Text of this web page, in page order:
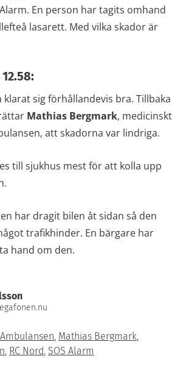
En person har tagits omhand
lasarett. Med vilka skador är
klarat sig förhållandevis bra. Tillbaka
Mathias Bergmark, medicinskt
att skadorna var lindriga.
till sjukhus mest för att kolla upp
har dragit bilen åt sidan så den
trafikhinder. En bärgare har
hand om den.
Ambulansen, Mathias Bergmark,
, RC Nord, SOS Alarm